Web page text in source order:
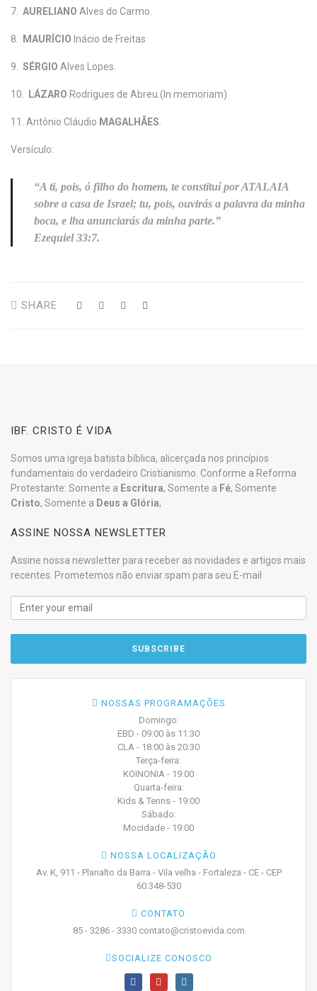
7. AURELIANO Alves do Carmo.
8. MAURÍCIO Inácio de Freitas
9. SÉRGIO Alves Lopes.
10. LÁZARO Rodrigues de Abreu.(In memoriam)
11. Antônio Cláudio MAGALHÃES
Versículo:
“A ti, pois, ó filho do homem, te constituí por ATALAIA
sobre a casa de Israel; tu, pois, ouvirás a palavra da minha
boca, e lha anunciarás da minha parte.”
Ezequiel 33:7.
SHARE
IBF. CRISTO É VIDA
Somos uma igreja batista bíblica, alicerçada nos princípios
fundamentais do verdadeiro Cristianismo. Conforme a Reforma
Protestante: Somente a Escritura, Somente a Fé, Somente
Cristo, Somente a Deus a Glória;
ASSINE NOSSA NEWSLETTER
Assine nossa newsletter para receber as novidades e artigos mais
recentes. Prometemos não enviar spam para seu E-mail
NOSSAS PROGRAMAÇÕES
Domingo:
EBD - 09:00 às 11:30
CLA - 18:00 às 20:30
Terça-feira:
KOINONIA - 19:00
Quarta-feira:
Kids & Tenns - 19:00
Sábado:
Mocidade - 19:00
NOSSA LOCALIZAÇÃO
Av. K, 911 - Planalto da Barra - Vila velha - Fortaleza - CE - CEP
60.348-530
CONTATO
85 - 3286 - 3330 contato@cristoevida.com
SOCIALIZE CONOSCO